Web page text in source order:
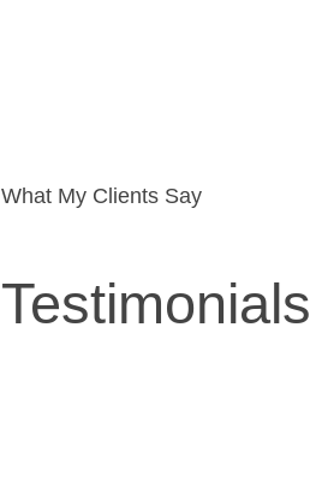
What My Clients Say
Testimonials